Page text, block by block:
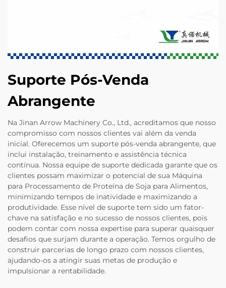
Suporte Pós-Venda
Abrangente
Na Jinan Arrow Machinery Co., Ltd., acreditamos que nosso
compromisso com nossos clientes vai além da venda
inicial. Oferecemos um suporte pós-venda abrangente, que
inclui instalação, treinamento e assistência técnica
contínua. Nossa equipe de suporte dedicada garante que os
clientes possam maximizar o potencial de sua Máquina
para Processamento de Proteína de Soja para Alimentos,
minimizando tempos de inatividade e maximizando a
produtividade. Esse nível de suporte tem sido um fator-
chave na satisfação e no sucesso de nossos clientes, pois
podem contar com nossa expertise para superar quaisquer
desafios que surjam durante a operação. Temos orgulho de
construir parcerias de longo prazo com nossos clientes,
ajudando-os a atingir suas metas de produção e
impulsionar a rentabilidade.